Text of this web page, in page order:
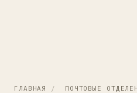
ГЛАВНАЯ / ПОЧТОВЫЕ